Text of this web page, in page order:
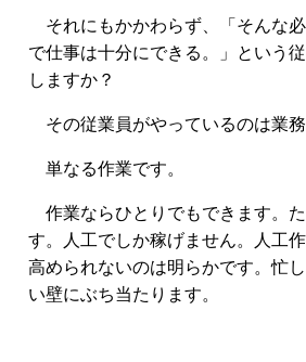
それにもかかわらず、「そんな
で仕事は十分にできる。」という
しますか？
その従業員がやっているのは業
単なる作業です。
作業ならひとりでもできます。
す。人工でしか稼げません。人工
高められないのは明らかです。忙
い壁にぶち当たります。